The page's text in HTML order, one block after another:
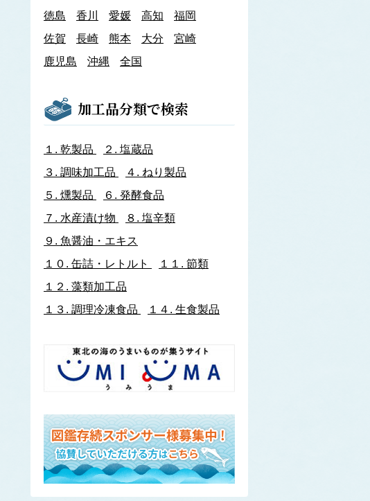
アオリイカ
アメリカオオアカイカ
アルゼンチンイレックス
アルゼンチンマツイカ
スルメイカ
ニュージーランドスルメイカ
ヤリイカ
イサザ
イトヨリダイ
いわし類
ウルメイワシ
マイワシ
イワナ
ウ
ウキゴリ
ウップルイノリ
うなぎ類
うに類
エゾバフンウニ
キタムラサキウニ
バフンウニ
ムラサキウニ
ウミタケ
うみへび類
徳島
香川 愛媛 高知
福岡
佐賀
長崎 熊本 大分
宮崎
鹿児島
沖縄 全国
加工品分類で検索
１. 乾製品 ２. 塩蔵品
３. 調味加工品 ４. ねり製品
５. 燻製品 ６. 発酵食品
７. 水産漬け物 ８. 塩辛類
９. 魚醤油・エキス
１０. 缶詰・レトルト １１. 節類
１２. 藻類加工品
１３. 調理冷凍食品 １４. 生食製品